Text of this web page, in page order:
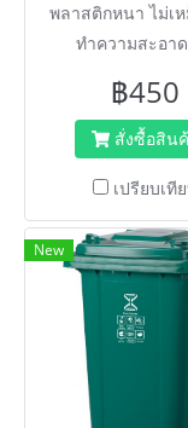
พลาสติกหนา ไม่เ
ทำความสะอา
฿450
สั่งซื้อสิน
เปรียบเที
New